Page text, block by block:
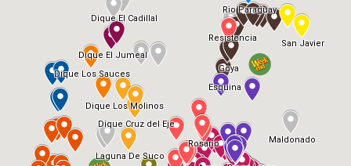
Dique El Jumeal
Resistencia
Dique Cruz del Eje
Dique Los Molinos
Laguna De Suco
Esquina
Goya
Rio Paraguay
Dique Los Sauces
San Javier
Rosario
Dique El Cadillal
Maldonado